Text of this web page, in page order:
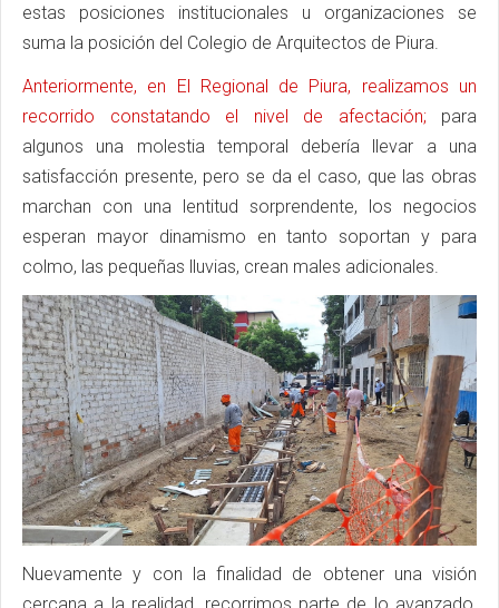
estas posiciones institucionales u organizaciones se
suma la posición del Colegio de Arquitectos de Piura.
Anteriormente, en El Regional de Piura, realizamos un
recorrido constatando el nivel de afectación;para
algunos una molestia temporal debería llevar a una
satisfacción presente, pero se da el caso, que las obras
marchan con una lentitud sorprendente, los negocios
esperan mayor dinamismo en tanto soportan y para
colmo, las pequeñas lluvias, crean males adicionales.
Nuevamente y con la finalidad de obtener una visión